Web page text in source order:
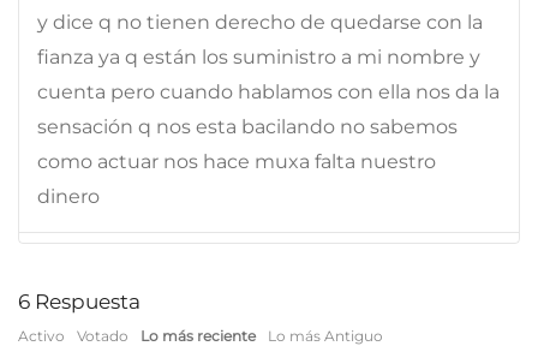
y dice q no tienen derecho de quedarse con la
fianza ya q están los suministro a mi nombre y
cuenta pero cuando hablamos con ella nos da la
sensación q nos esta bacilando no sabemos
como actuar nos hace muxa falta nuestro
dinero
6 Respuesta
Activo Votado Lo más reciente Lo más Antiguo